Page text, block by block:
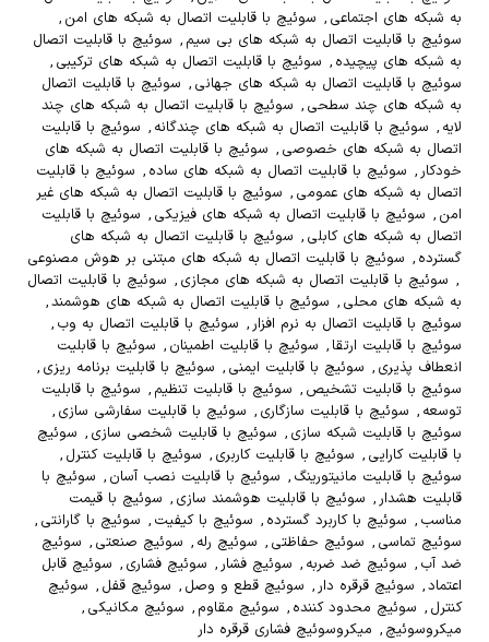
به شبکه های اجتماعی , سوئیچ با قابلیت اتصال به شبکه های امن ,
سوئیچ با قابلیت اتصال به شبکه های بی سیم , سوئیچ با قابلیت اتصال
به شبکه های پیچیده , سوئیچ با قابلیت اتصال به شبکه های ترکیبی ,
سوئیچ با قابلیت اتصال به شبکه های جهانی , سوئیچ با قابلیت اتصال
به شبکه های چند سطحی , سوئیچ با قابلیت اتصال به شبکه های چند
لایه , سوئیچ با قابلیت اتصال به شبکه های چندگانه , سوئیچ با قابلیت
اتصال به شبکه های خصوصی , سوئیچ با قابلیت اتصال به شبکه های
خودکار, سوئیچ با قابلیت اتصال به شبکه های ساده , سوئیچ با قابلیت
اتصال به شبکه های عمومی , سوئیچ با قابلیت اتصال به شبکه های غیر
امن , سوئیچ با قابلیت اتصال به شبکه های فیزیکی , سوئیچ با قابلیت
اتصال به شبکه های کابلی , سوئیچ با قابلیت اتصال به شبکه های
گسترده , سوئیچ با قابلیت اتصال به شبکه های مبتنی بر هوش مصنوعی
, سوئیچ با قابلیت اتصال به شبکه های مجازی , سوئیچ با قابلیت اتصال
به شبکه های محلی , سوئیچ با قابلیت اتصال به شبکه های هوشمند,
سوئیچ با قابلیت اتصال به نرم افزار, سوئیچ با قابلیت اتصال به وب ,
سوئیچ با قابلیت ارتقا , سوئیچ با قابلیت اطمینان , سوئیچ با قابلیت
انعطاف پذیری , سوئیچ با قابلیت ایمنی , سوئیچ با قابلیت برنامه ریزی ,
سوئیچ با قابلیت تشخیص , سوئیچ با قابلیت تنظیم , سوئیچ با قابلیت
توسعه , سوئیچ با قابلیت سازگاری , سوئیچ با قابلیت سفارشی سازی ,
سوئیچ با قابلیت شبکه سازی , سوئیچ با قابلیت شخصی سازی , سوئیچ
با قابلیت کارایی , سوئیچ با قابلیت کاربری , سوئیچ با قابلیت کنترل ,
سوئیچ با قابلیت مانیتورینگ , سوئیچ با قابلیت نصب آسان , سوئیچ با
قابلیت هشدار, سوئیچ با قابلیت هوشمند سازی , سوئیچ با قیمت
مناسب , سوئیچ با کاربرد گسترده , سوئیچ با کیفیت , سوئیچ با گارانتی ,
سوئیچ تماسی , سوئیچ حفاظتی , سوئیچ رله , سوئیچ صنعتی , سوئیچ
ضد آب , سوئیچ ضد ضربه , سوئیچ فشار, سوئیچ فشاری , سوئیچ قابل
اعتماد, سوئیچ قرقره دار, سوئیچ قطع و وصل , سوئیچ قفل , سوئیچ
کنترل , سوئیچ محدود کننده , سوئیچ مقاوم , سوئیچ مکانیکی ,
میکروسوئیچ , میکروسوئیچ فشاری قرقره دار